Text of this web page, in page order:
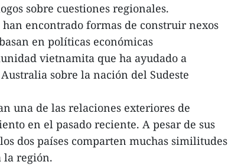
sobre cuestiones regionales.
han encontrado formas de construir nexos
en políticas económicas
vietnamita que ha ayudado a
sobre la nación del Sudeste
una de las relaciones exteriores de
en el pasado reciente. A pesar de sus
dos países comparten muchas similitudes
la región.